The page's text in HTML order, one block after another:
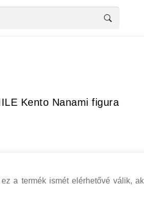
Kento Nanami figura
a termék ismét elérhetővé válik,